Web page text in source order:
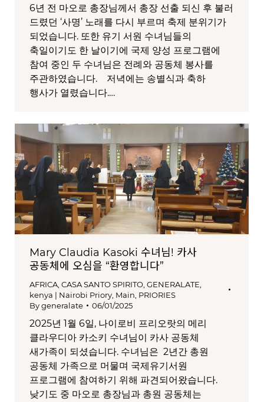
6년 전 마오로 총장님께서 총장 선출 되신 후 불러
드렸던 ‘사명’ 노래를 다시 부르며 축제 분위기가
되었습니다. 또한 유기 서원 수녀님들의
축일이기도 한 날이기에 국제 양성 프로그램에
참여 중인 두 수녀님은 전례와 공동체 봉사를
주관하였습니다. 저녁에는 송별식과 축하
행사가 열렸습니다.…
Mary Claudia Kasoki 수녀님! 카사
공동체에 오심을 “환영합니다”
AFRICA CASA SANTO SPIRITO GENERALATE
kenya | Nairobi Priory Main PRIORIES
Bygeneralate 06/01/2025
2025년 1월 6일, 나이로비 프리오랏의 메리
클라우디아 카소키 수녀님이 카사 공동체
새가족이 되셨습니다. 수녀님은 2년간 총원
공동체 가족으로 머물며 국제유기서원
프로그램에 참여하기 위해 파견되어왔습니다.
낮기도 중 마오로 총장님과 총원 공동체는